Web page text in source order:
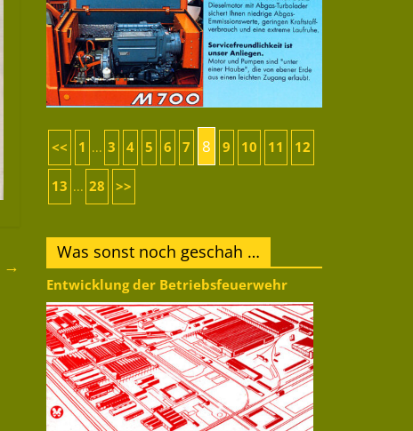
→
<< 1 ... 3 4 5 6 7 8 9 10 11 12
13 ... 28 >>
Was sonst noch geschah …
Entwicklung der Betriebsfeuerwehr